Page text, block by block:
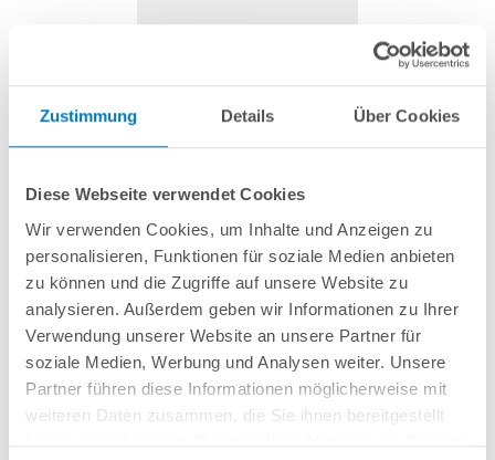
Zustimmung Details Über Cookies
Diese Webseite verwendet Cookies
Wir verwenden Cookies, um Inhalte und Anzeigen zu
personalisieren, Funktionen für soziale Medien anbieten
zu können und die Zugriffe auf unsere Website zu
analysieren. Außerdem geben wir Informationen zu Ihrer
Verwendung unserer Website an unsere Partner für
soziale Medien, Werbung und Analysen weiter. Unsere
Partner führen diese Informationen möglicherweise mit
weiteren Daten zusammen, die Sie ihnen bereitgestellt
Bodenanker 8 mm aus Edelstahl (für
eingebaute Pools)
Artikel-Nr.: 210660
5,99 € *
(-25,03% vom UVP)
UVP:7,99 € *
inkl. gesetzlicher MwSt.zzgl. Versandkosten; ab 99,- frachtfrei
Lieferung in ca. 1-3 Arbeitstagen